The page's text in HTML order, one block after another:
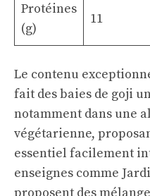
Protéines
(g)
11
Le contenu
fait des baies de goji
notamment dans une
végétarienne,
essentiel facilement
enseignes comme